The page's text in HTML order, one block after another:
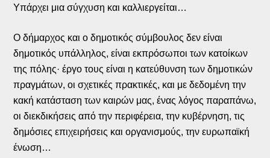
Υπάρχει μια σύγχυση και καλλιεργείται…
Ο δήμαρχος και ο δημοτικός σύμβουλος δεν είναι
δημοτικός υπάλληλος, είναι εκπρόσωποι των κατοίκων
της πόλης· έργο τους είναι η κατεύθυνση των δημοτικών
πραγμάτων, οι σχετικές πρακτικές, και με δεδομένη την
κακή κατάσταση των καιρών μας, ένας λόγος παραπάνω,
οι διεκδικήσεις από την περιφέρεια, την κυβέρνηση, τις
δημόσιες επιχειρήσεις και οργανισμούς, την ευρωπαϊκή
ένωση…